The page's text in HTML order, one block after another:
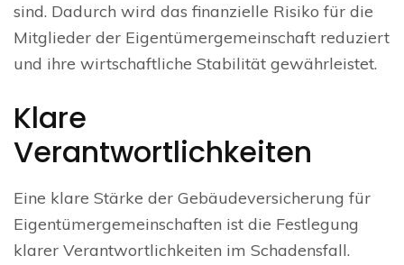
sind. Dadurch wird das finanzielle Risiko für die
Mitglieder der Eigentümergemeinschaft reduziert
und ihre wirtschaftliche Stabilität gewährleistet.
Klare
Verantwortlichkeiten
Eine klare Stärke der Gebäudeversicherung für
Eigentümergemeinschaften ist die Festlegung
klarer Verantwortlichkeiten im Schadensfall.